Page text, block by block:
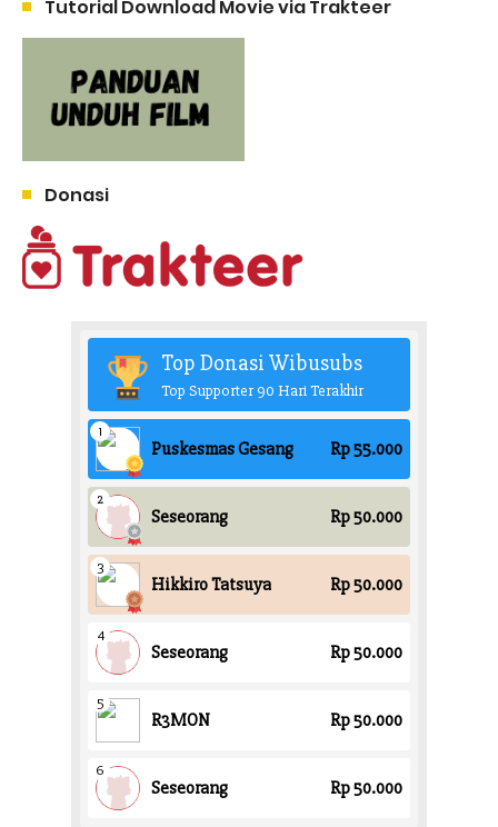
Tutorial Download Movie via Trakteer
Donasi